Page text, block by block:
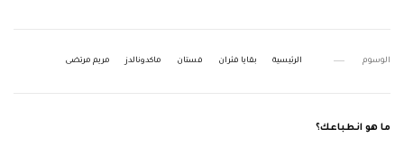
الوسوم الرئيسية بقايا فئران فستان ماكدونالدز مريم مرتضى
ما هو انطباعك؟